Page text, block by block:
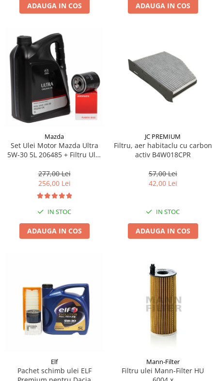
ADAUGA IN COS ADAUGA IN COS
Mazda
Set Ulei Motor Mazda Ultra
5W-30 5L 206485 + Filtru Ulei
J1313016
277,00 Lei
256,00 Lei
IN STOC
ADAUGA IN COS
JC PREMIUM
Filtru, aer habitaclu cu carbon
activ B4W018CPR
57,00 Lei
42,00 Lei
IN STOC
ADAUGA IN COS
Elf
Pachet schimb ulei ELF
Mann-Filter
Filtru ulei Mann-Filter HU